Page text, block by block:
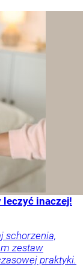
leczyć inaczej!
schorzenia,
zestaw
praktyki.